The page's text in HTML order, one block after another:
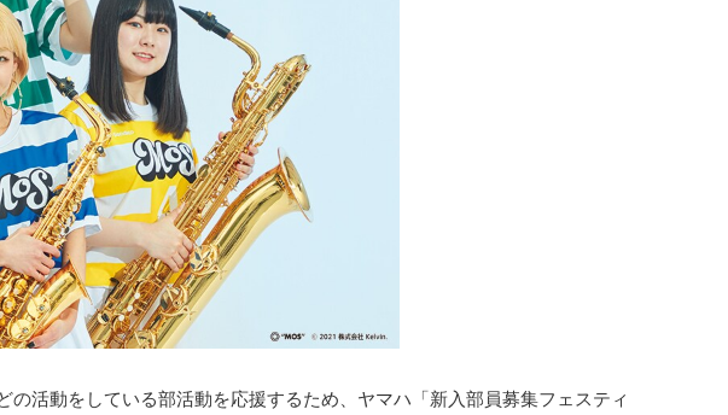
の活動をしている部活動を応援するため、ヤマハ「新入部員募集フェスティ